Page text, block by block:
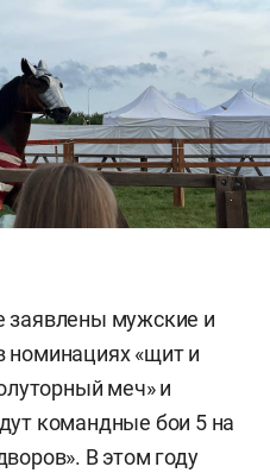
заявлены мужские и
номинациях «щит и
меч» и
командные бои 5 на
В этом году